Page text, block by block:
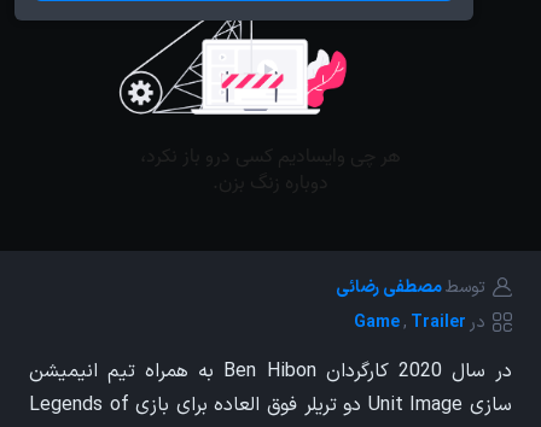
توسطمصطفی رضائی
در Trailer
,
Game
در سال 2020 کارگردان Ben Hibon به همراه تیم انیمیشن
سازی Unit Image دو تریلر فوق العاده برای بازی Legends of